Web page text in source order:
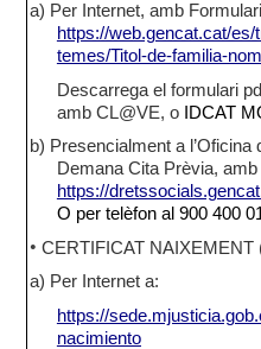
a) Per Internet,amb F
https://web.gencat.cat/
temes/Titol-de-familia-
Descarrega el formulari
amb CL@VE, o
IDCAT
b) Presencialment a l’Oficina
Demana Cita Prèvia, amb
https://
O per telèfon al 900 400
• CERTIFICAT NAIXEMENT
a) Per Internet a:
https://
nacimiento